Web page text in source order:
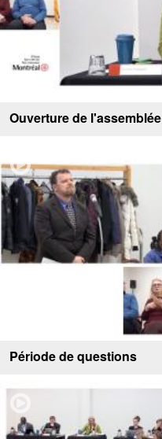
Ouverture de l'assemblée
Période de questions